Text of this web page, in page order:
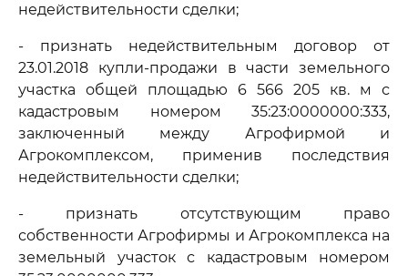
недействительности сделки;
- признать недействительным договор от
23.01.2018 купли-продажи в части земельного
участка общей площадью 6 566 205 кв. м с
кадастровым номером 35:23:0000000:333,
заключенный между Агрофирмой и
Агрокомплексом, применив последствия
недействительности сделки;
- признать отсутствующим право
собственности Агрофирмы и Агрокомплекса на
земельный участок с кадастровым номером